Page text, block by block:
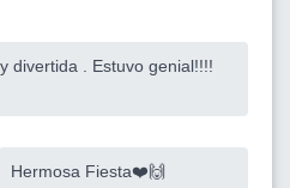
divertida . Estuvo genial!!!!
Hermosa Fiesta❤️🙌